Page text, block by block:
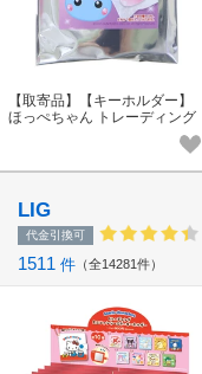
【取寄品】【キーホルダー】
ほっぺちゃん トレーディング
スクイーズキーホルダー 全8種
LIG
代金引換可
1511 件 全14281件